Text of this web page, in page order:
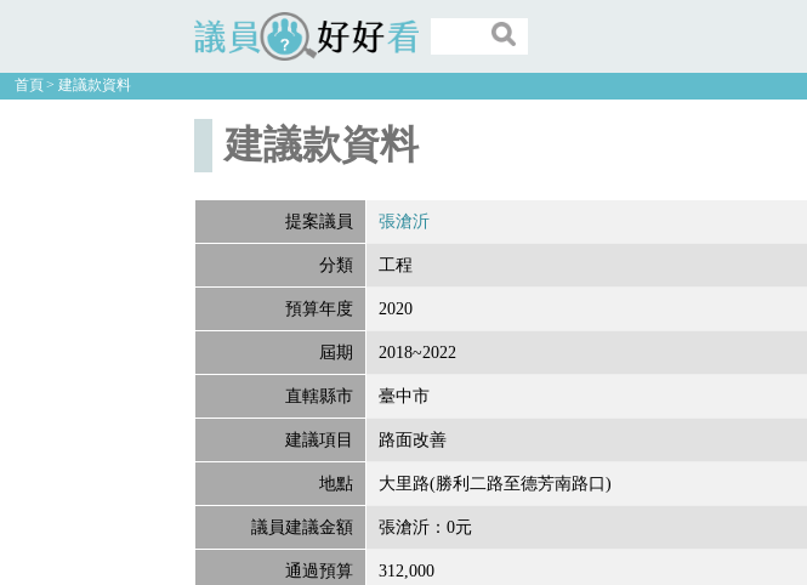
議員好好看
首頁 建議款資料
建議款資料
提案議員 張滄沂
分類 工程
預算年度 2020
屆期 2018~2022
直轄縣市 臺中市
建議項目 路面改善
地點 大里路(勝利二路至德芳南路口)
議員建議金額 張滄沂：0元
通過預算 312,000